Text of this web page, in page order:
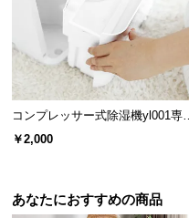
コンプレッサー式除湿機yl001専用
交換用タンク
￥2,000
あなたにおすすめの商品